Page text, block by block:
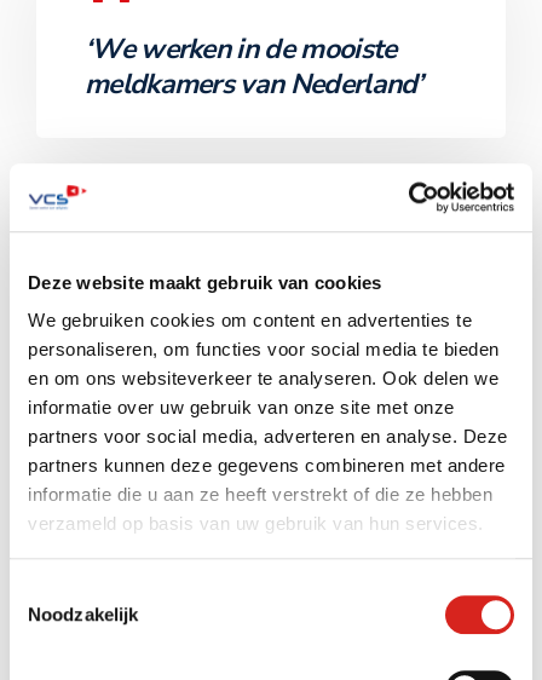
Deze website maakt gebruik van cookies
We gebruiken cookies om content en advertenties te
personaliseren, om functies voor social media te bieden
en om ons websiteverkeer te analyseren. Ook delen we
informatie over uw gebruik van onze site met onze
partners voor social media, adverteren en analyse. Deze
partners kunnen deze gegevens combineren met andere
informatie die u aan ze heeft verstrekt of die ze hebben
verzameld op basis van uw gebruik van hun services.
Noodzakelijk
‘We werken in de mooiste
meldkamers van Nederland’
De mooiste meldkamers
van dynamiek. Elke dag is anders. We denken in
oplossingen, op kantoor én bij de klant. Je hebt direct
contact met belangrijke klanten: we werken in de
mooiste meldkamers van Nederland voor
CameraToezicht. En je doet bijvoorbeeld ook
ondersteunend werk met een monteur. Spreekt dit je
aan – en ben je niet bang om vuile handen te krijgen?
Solliciteer bij VCS!